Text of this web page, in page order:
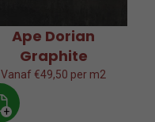
Ape Dorian
Graphite
Vanaf €49,50 per m2
+